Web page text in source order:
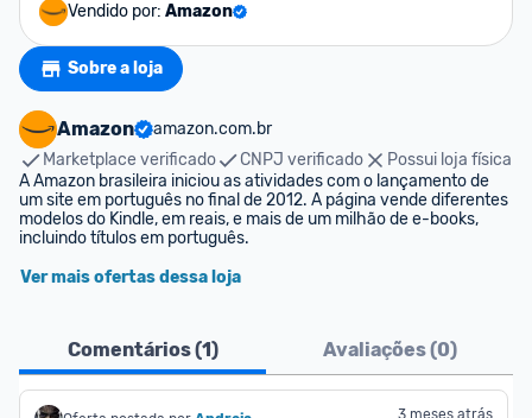
Vendido por: Amazon
Sobre a loja
Amazon
amazon.com.br
Marketplace verificado
CNPJ verificado
Possui loja física
A Amazon brasileira iniciou as atividades com o lançamento de
um site em português no final de 2012. A página vende diferentes
modelos do Kindle, em reais, e mais de um milhão de e-books,
incluindo títulos em português.
Ver mais ofertas dessa loja
Comentários (1) Avaliações (0)
3 meses atrás